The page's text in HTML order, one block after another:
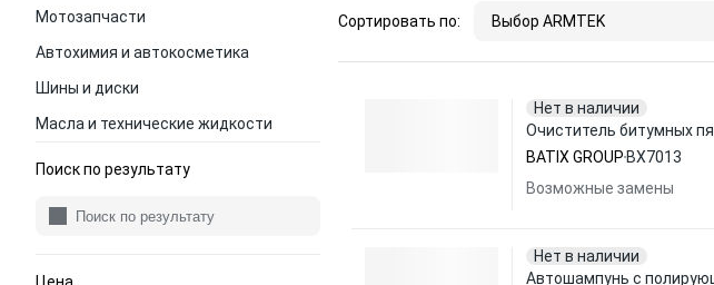
Мотозапчасти
Автохимия и автокосметика
Шины и диски
Масла и технические жидкости
Поиск по результату
Сортировать по: Выбор ARMTEK
Нет в наличии
Очиститель битумных
BATIX GROUP BX7013
Возможные замены
Нет в наличии
Автошампунь с